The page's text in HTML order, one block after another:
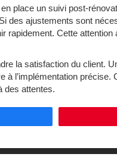
place un suivi post-
des ajustements sont
rapidement. Cette
la satisfaction du client.
à l’implémentation précise.
des attentes.